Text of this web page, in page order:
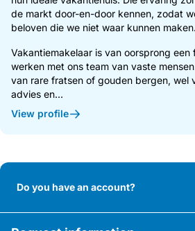
de markt door-en-door kennen, zodat
beloven die we niet waar kunnen maken.
Vakantiemakelaar is van oorsprong een
werken met ons team van vaste
van rare fratsen of gouden bergen, wel
advies en...
View profile
Do you have an account?